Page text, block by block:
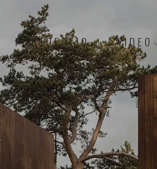
PORTOFOLIO VIDEO